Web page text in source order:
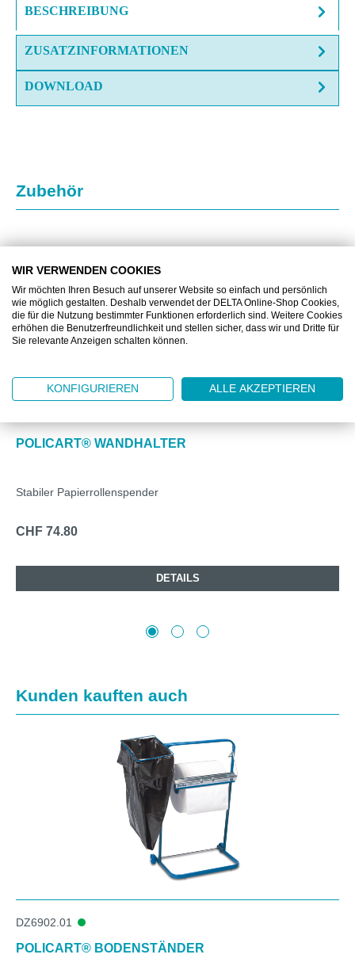
BESCHREIBUNG
ZUSATZINFORMATIONEN
DOWNLOAD
Produktgalerie überspringen
Zubehör
POLICART® WANDHALTER
Stabiler Papierrollenspender
CHF 74.80
DETAILS
Produktgalerie überspringen
Kunden kauften auch
DZ6902.01
POLICART® BODENSTÄNDER
WIR VERWENDEN COOKIES
Wir möchten Ihren Besuch auf unserer Website so einfach und persönlich
wie möglich gestalten. Deshalb verwendet der DELTA Online-Shop Cookies,
die für die Nutzung bestimmter Funktionen erforderlich sind. Weitere Cookies
erhöhen die Benutzerfreundlichkeit und stellen sicher, dass wir und Dritte für
Sie relevante Anzeigen schalten können.
KONFIGURIEREN ALLE AKZEPTIEREN